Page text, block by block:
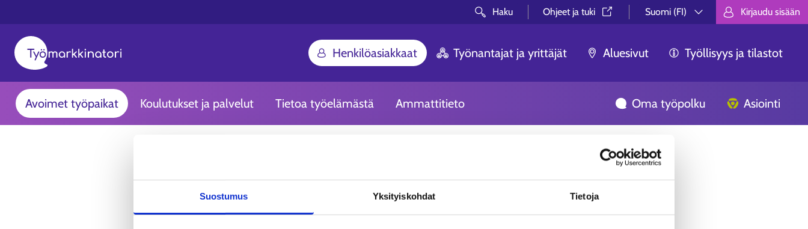
Suostumus Yksityiskohdat Tietoja
Haku Ohjeet ja tuki⁠
Suomi (FI)
Valitse kieli. Välj språk. Choose
Kirjaudu sisään
Henkilöasiakkaat Työnantajat ja yrittäjät Aluesivut Työllisyys ja tilastot
Avoimet työpaikat Koulutukset ja palvelut Tietoa työelämästä Ammattitieto Oma työpolku Asiointi